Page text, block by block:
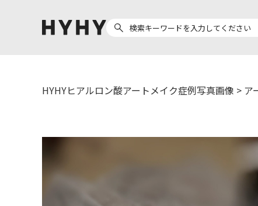
Preparation
HYHYヒアルロン酸アートメイク症例写真画像 > ア